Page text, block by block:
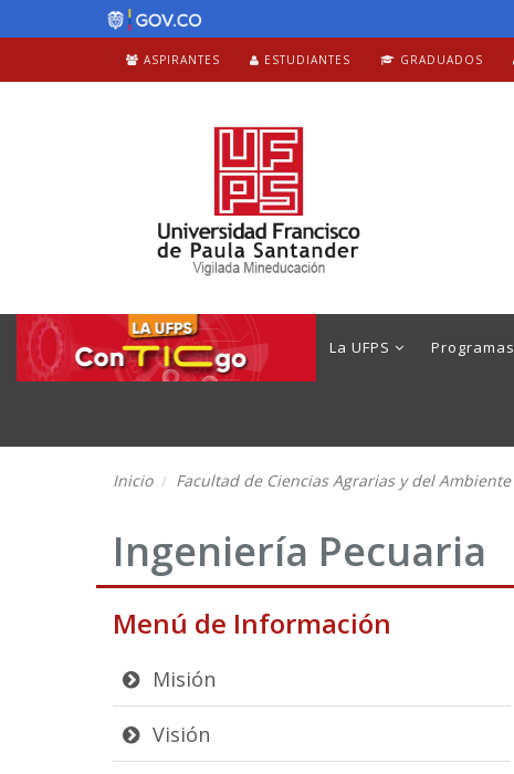
ASPIRANTES ESTUDIANTES GRADUADOS
La UFPS Programas
Inicio Facultad de Ciencias Agrarias y del Ambiente
Ingeniería Pecuaria
Menú de Información
Misión
Visión